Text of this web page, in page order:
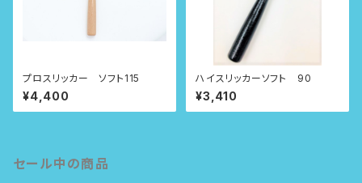
プロスリッカー ソフト115
¥4,400
ハイスリッカーソフト 90
¥3,410
セール中の商品